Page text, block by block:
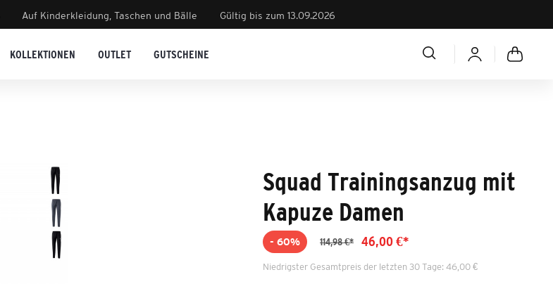
Auf Kinderkleidung, Taschen und Bälle Gültig bis zum 13.09.2026
KOLLEKTIONEN OUTLET GUTSCHEINE
Squad Trainingsanzug mit
Kapuze Damen
- 60% 114,98 €* 46,00 €*
Niedrigster Gesamtpreis der letzten 30 Tage: 46,00 €